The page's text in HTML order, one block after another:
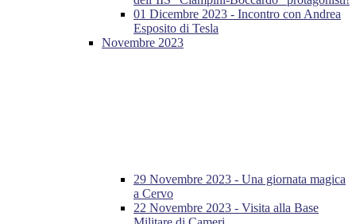
01 Dicembre 2023 - Incontro con Andrea
Esposito di Tesla
Novembre 2023
29 Novembre 2023 - Una giornata magica
a Cervo
22 Novembre 2023 - Visita alla Base